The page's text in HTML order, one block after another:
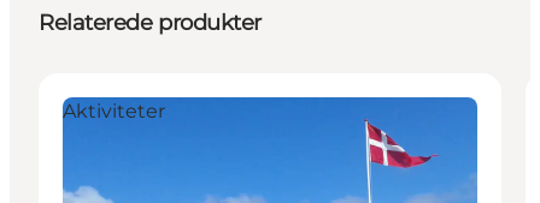
Relaterede produkter
Aktiviteter